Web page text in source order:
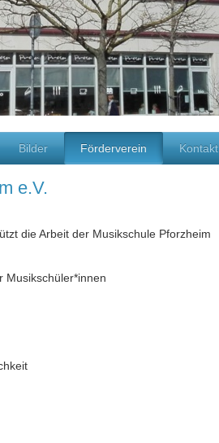
Bilder Förderverein Kontakt
e.V.
die Arbeit der Musikschule Pforzheim
Musikschüler*innen